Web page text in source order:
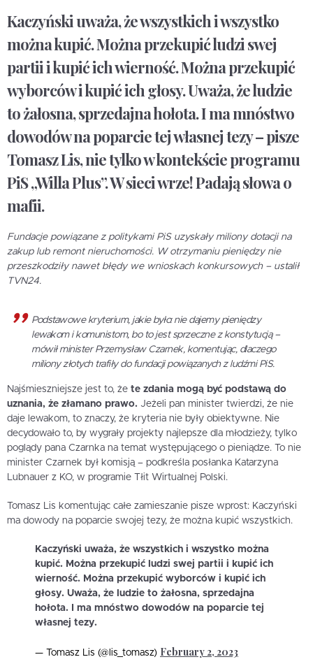
Kaczyński uważa, że wszystkich i wszystko
można kupić. Można przekupić ludzi swej
partii i kupić ich wierność. Można przekupić
wyborców i kupić ich głosy. Uważa, że ludzie
to żałosna, sprzedajna hołota. I ma mnóstwo
dowodów na poparcie tej własnej tezy – pisze
Tomasz Lis, nie tylko w kontekście programu
PiS „Willa Plus”. W sieci wrze! Padają słowa o
mafii.
Fundacje powiązane z politykami PiS uzyskały miliony dotacji na
zakup lub remont nieruchomości. W otrzymaniu pieniędzy nie
przeszkodziły nawet błędy we wnioskach konkursowych – ustalił
TVN24.
Podstawowe kryterium, jakie było: nie dajemy pieniędzy
lewakom i komunistom, bo to jest sprzeczne z konstytucją –
mówił minister Przemysław Czarnek, komentując, dlaczego
miliony złotych trafiły do fundacji powiązanych z ludźmi PiS.
Najśmieszniejsze jest to, że te zdania mogą być podstawą do
uznania, że złamano prawo. Jeżeli pan minister twierdzi, że nie
daje lewakom, to znaczy, że kryteria nie były obiektywne. Nie
decydowało to, by wygrały projekty najlepsze dla młodzieży, tylko
poglądy pana Czarnka na temat występującego o pieniądze. To nie
minister Czarnek był komisją – podkreśla posłanka Katarzyna
Lubnauer z KO, w programie Tłit Wirtualnej Polski.
Tomasz Lis komentując całe zamieszanie pisze wprost: Kaczyński
ma dowody na poparcie swojej tezy, że można kupić wszystkich.
Kaczyński uważa, że wszystkich i wszystko można
kupić. Można przekupić ludzi swej partii i kupić ich
wierność. Można przekupić wyborców i kupić ich
głosy. Uważa, że ludzie to żałosna, sprzedajna
hołota. I ma mnóstwo dowodów na poparcie tej
własnej tezy.
— Tomasz Lis (@lis_tomasz) February 2, 2023